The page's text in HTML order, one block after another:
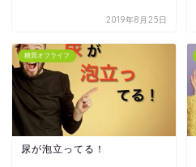
2019年8月25日
糖質オフライフ
尿が泡立ってる！